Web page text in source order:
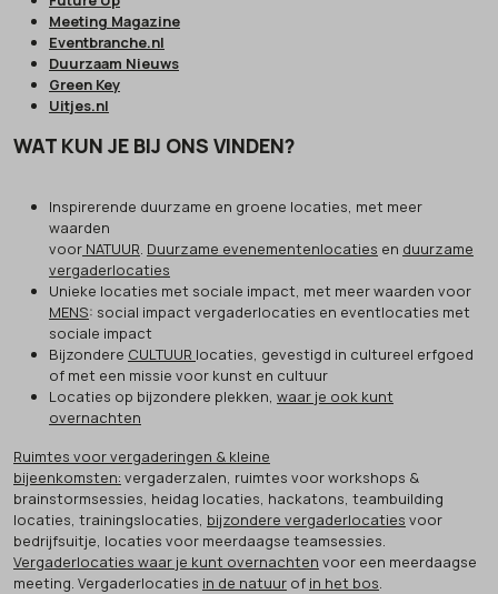
Meeting Magazine
Eventbranche.nl
Duurzaam Nieuws
Green Key
Uitjes.nl
WAT KUN JE BIJ ONS VINDEN?
Inspirerende duurzame en groene locaties, met meer
waarden
voor NATUUR. Duurzame evenementenlocaties en duurzame
vergaderlocaties
Unieke locaties met sociale impact, met meer waarden voor
MENS: social impact vergaderlocaties en eventlocaties met
sociale impact
Bijzondere CULTUUR locaties, gevestigd in cultureel erfgoed
of met een missie voor kunst en cultuur
Locaties op bijzondere plekken, waar je ook kunt
overnachten
Ruimtes voor vergaderingen & kleine
bijeenkomsten: vergaderzalen, ruimtes voor workshops &
brainstormsessies, heidag locaties, hackatons, teambuilding
locaties, trainingslocaties, bijzondere vergaderlocaties voor
bedrijfsuitje, locaties voor meerdaagse teamsessies.
Vergaderlocaties waar je kunt overnachten voor een meerdaagse
meeting. Vergaderlocaties in de natuur of in het bos.